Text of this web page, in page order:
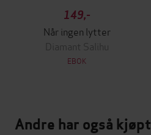
149,-
Når ingen lytter
Diamant Salihu
EBOK
Andre har også kjøpt